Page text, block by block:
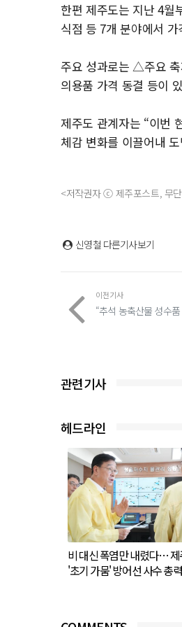
한편 제주도는 지난 4월
식점 등 7개 분야에서
주요 성과로는 △주요
의용품 가격 동결 등이
제주도 관계자는 “이번
체감 변화를 이끌어내
<저작권자 ⓒ 제주포스트, 무
신영철 다른기사보기
이전기사
“추석 농축산물 성수
관련기사
헤드라인
비 대신 폭염만 내렸다… 제
'초기 가뭄' 방어선 사수 총